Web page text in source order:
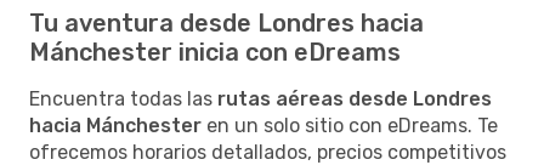
Tu aventura desde Londres hacia
Mánchester inicia con eDreams
Encuentra todas las rutas aéreas desde Londres
hacia Mánchester en un solo sitio con eDreams. Te
ofrecemos horarios detallados, precios competitivos